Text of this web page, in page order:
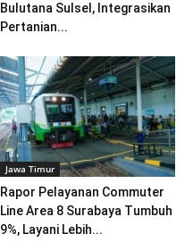
Bulutana Sulsel, Integrasikan
Pertanian...
Jawa Timur
Rapor Pelayanan Commuter
Line Area 8 Surabaya Tumbuh
9%, Layani Lebih...